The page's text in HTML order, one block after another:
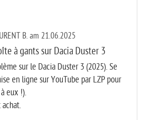
B. am 21.06.2025
à gants sur Dacia Duster 3
sur le Dacia Duster 3 (2025). Se
en ligne sur YouTube par LZP pour
eux !).